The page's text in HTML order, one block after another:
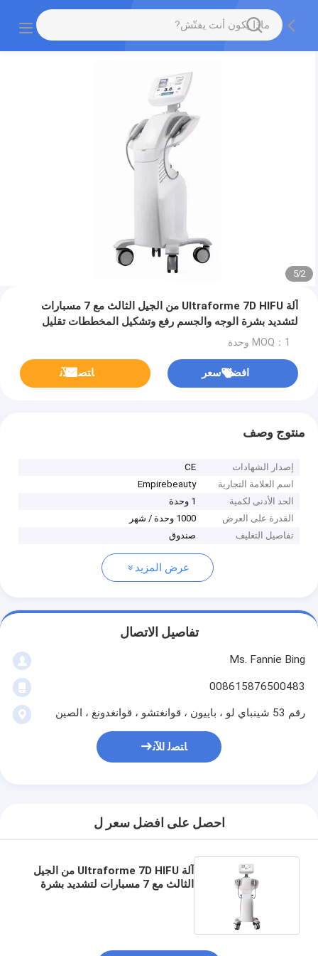
2
/
5
آلة Ultraforme 7D HIFU من الجيل الثالث مع 7 مسبارات
لتشديد بشرة الوجه والجسم رفع وتشكيل المخططات تقليل
الدهون و علامات التمدد
MOQ：1 وحدة
افضل سعر ﺎﺘﺼﻟ ﺍﻶﻧ
منتوج وصف
إصدار الشهادات
CE
اسم العلامة التجارية
Empirebeauty
الحد الأدنى لكمية
1 وحدة
القدرة على العرض
1000 وحدة / شهر
تفاصيل التغليف
صندوق
عرض المزيد
تفاصيل الاتصال
Ms. Fannie Bing
008615876500483
رقم 53 شينباي لو ، باييون ، قوانغتشو ، قوانغدونغ ، الصين
ﺎﺘﺼﻟ ﺍﻶﻧ
احصل على افضل سعر ل
آلة Ultraforme 7D HIFU من الجيل
الثالث مع 7 مسبارات لتشديد بشرة